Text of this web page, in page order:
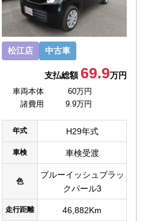
松江店 中古車
支払総額 69.9万円
車両本体
60万円
諸費用
9.9万円
年式 H29年式
車検 車検受渡
色
ブルーイッシュブラッ
クパール3
走行距離 46,882Km